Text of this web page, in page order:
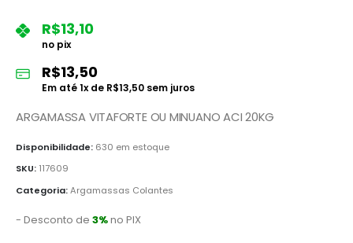
R$13,10
no pix
R$13,50
Em até1x de R$13,50 sem juros
ARGAMASSA VITAFORTE OU MINUANO ACI 20KG
Disponibilidade: 630 em estoque
SKU: 117609
Categoria:Argamassas Colantes
- Desconto de 3%no PIX